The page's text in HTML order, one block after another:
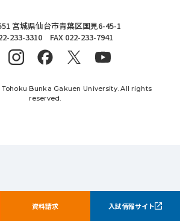
資料請求 入試情報サイト
化学園大学
宮城県仙台市青葉区国見6-45-1
233-3310 FAX 022-233-7941
Bunka Gakuen University. All rights
reserved.